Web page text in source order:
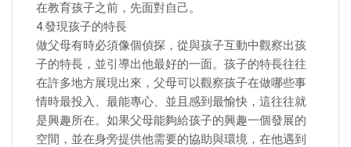
在教育孩子之前，先面對自己。
4.發現孩子的特長
做父母有時必須像個偵探，從與孩子互動中觀察出孩
子的特長，並引導出他最好的一面。孩子的特長往往
在許多地方展現出來，父母可以觀察孩子在做哪些事
情時最投入、最能專心、並且感到最愉快，這往往就
是興趣所在。如果父母能夠給孩子的興趣一個發展的
空間，並在身旁提供他需要的協助與環境，在他遇到